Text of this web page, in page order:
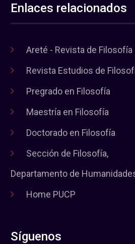
Enlaces relacionados
Areté - Revista de Filosofía
Revista Estudios de
Pregrado en Filosofía
Maestría en Filosofía
Doctorado en Filosofía
Sección de Filosofía,
Departamento de
Home PUCP
Síguenos